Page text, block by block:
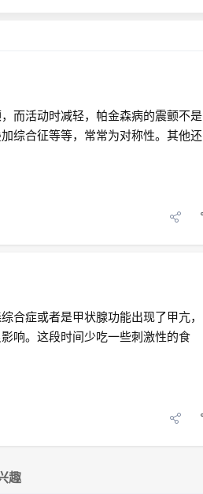
而活动时减轻，帕金森病的震颤不是
综合征等等，常常为对称性。其他还
合症或者是甲状腺功能出现了甲亢，
响。这段时间少吃一些刺激性的食
趣